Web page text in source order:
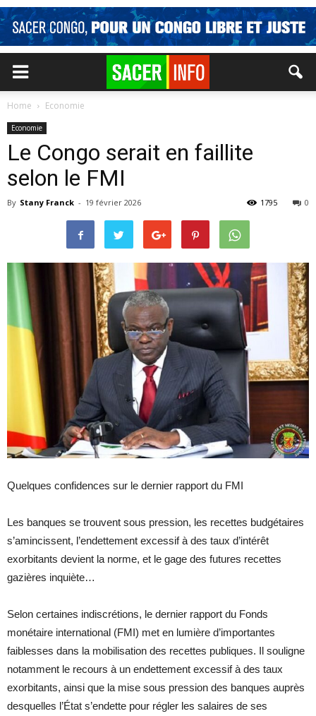
Home Economie
Economie
Le Congo serait en faillite
selon le FMI
By Stany Franck - 19 février 2026 0
1795
Quelques confidences sur le dernier rapport du FMI
Les banques se trouvent sous pression, les recettes budgétaires
s’amincissent, l’endettement excessif à des taux d’intérêt
exorbitants devient la norme, et le gage des futures recettes
gazières inquiète…
Selon certaines indiscrétions, le dernier rapport du Fonds
monétaire international (FMI) met en lumière d’importantes
faiblesses dans la mobilisation des recettes publiques. Il souligne
notamment le recours à un endettement excessif à des taux
exorbitants, ainsi que la mise sous pression des banques auprès
desquelles l’État s’endette pour régler les salaires de ses